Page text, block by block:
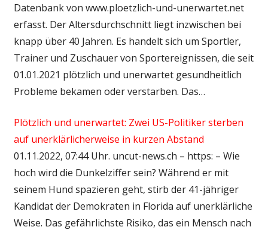
Datenbank von www.ploetzlich-und-unerwartet.net
erfasst. Der Altersdurchschnitt liegt inzwischen bei
knapp über 40 Jahren. Es handelt sich um Sportler,
Trainer und Zuschauer von Sportereignissen, die seit
01.01.2021 plötzlich und unerwartet gesundheitlich
Probleme bekamen oder verstarben. Das…
Plötzlich und unerwartet: Zwei US-Politiker sterben
auf unerklärlicherweise in kurzen Abstand
01.11.2022, 07:44 Uhr. uncut-news.ch – https: – Wie
hoch wird die Dunkelziffer sein? Während er mit
seinem Hund spazieren geht, stirb der 41-jähriger
Kandidat der Demokraten in Florida auf unerklärliche
Weise. Das gefährlichste Risiko, das ein Mensch nach